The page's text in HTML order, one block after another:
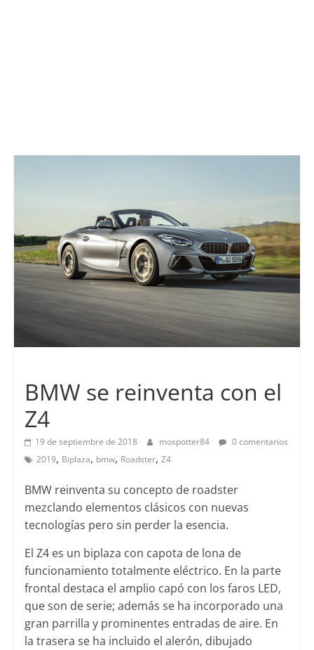
BMW se reinventa con el
Z4
19 de septiembre de 2018 mospotter84
0 comentarios
2019, Biplaza, bmw, Roadster, Z4
BMW reinventa su concepto de roadster
mezclando elementos clásicos con nuevas
tecnologías pero sin perder la esencia.
El Z4 es un biplaza con capota de lona de
funcionamiento totalmente eléctrico. En la parte
frontal destaca el amplio capó con los faros LED,
que son de serie; además se ha incorporado una
gran parrilla y prominentes entradas de aire. En
la trasera se ha incluido el alerón, dibujado